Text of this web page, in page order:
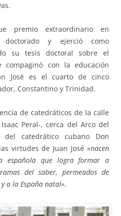
premio extraordinario en
y ejerció como
su tesis doctoral sobre el
con la educación
José es el cuarto de cinco
Constantino y Trinidad.
de catedráticos de la calle
Peral-, cerca del Arco del
del catedrático cubano Don
virtudes de Juan José «nacen
española que logra formar a
del saber, permeados de
a la España natal».